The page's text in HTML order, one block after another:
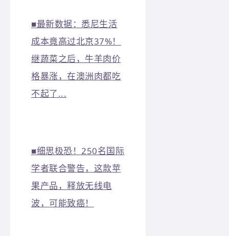
■最新数据：悉尼生活
成本竟高过北京37%！
继蔬菜之后，牛羊肉价
格暴涨，在澳洲肉都吃
不起了...
■细思极恐！250名国际
学者联合警告，这款苹
果产品，释放无线电
波，可能致癌！